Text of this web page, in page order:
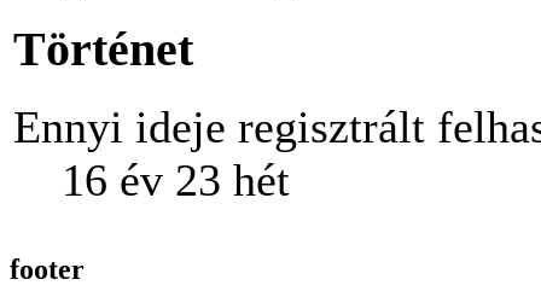
Történet
Ennyi ideje regisztrált
16 év 23 hét
footer